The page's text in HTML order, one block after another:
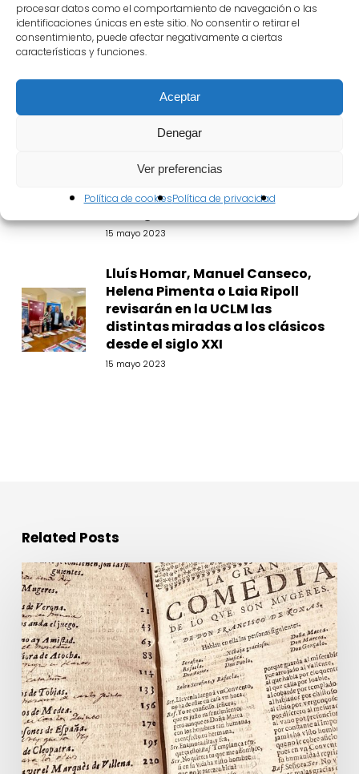
procesar datos como el comportamiento de navegación o las
identificaciones únicas en este sitio. No consentir o retirar el
consentimiento, puede afectar negativamente a ciertas
características y funciones.
Aceptar
Denegar
Ver preferencias
Política de cookiesPolítica de privacidad
desde el siglo XXI
15 mayo 2023
Abierto el plazo de inscripción
para el taller «La Casa del
Verso» que la Academia de las
Artes Escénicas de España
impartirá en el Festival de
15 mayo 2023
Lluís Homar, Manuel Canseco,
Helena Pimenta o Laia Ripoll
revisarán en la UCLM las
distintas miradas a los clásicos
desde el siglo XXI
15 mayo 2023
Related Posts
Abierto
el
plazo
de
inscripción
para
el
taller
«La
Casa
del